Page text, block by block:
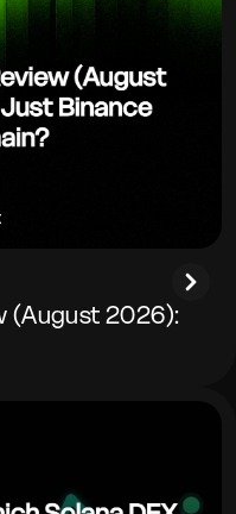
(August 2026):